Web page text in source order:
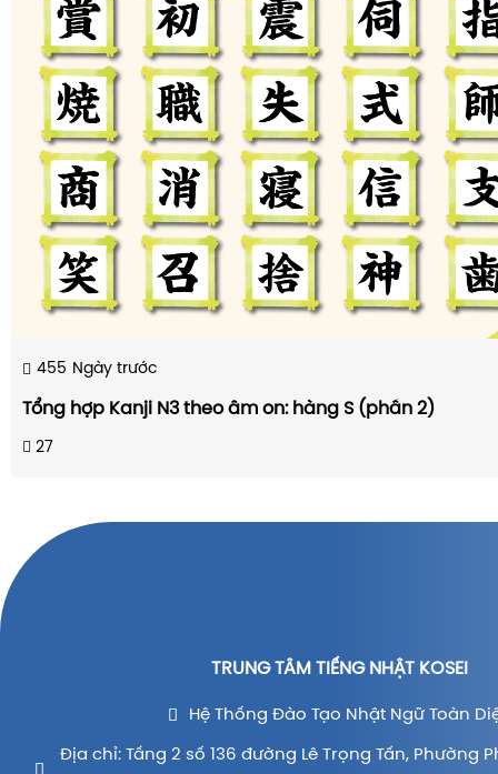
455 Ngày trước
Tổng hợp Kanji N3 theo âm on: hàng S (phần 2)
27
TRUNG TÂM TIẾNG NHẬT KOSEI
Hệ Thống Đào Tạo Nhật Ngữ Toàn
Địa chỉ: Tầng 2 số 136 đường Lê Trọng Tấn, Phường